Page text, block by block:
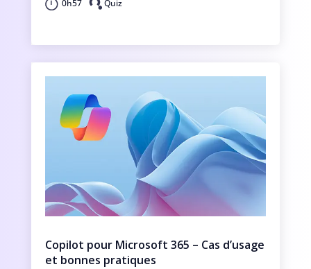
0h57 Quiz
Copilot pour Microsoft 365 – Cas d’usage
et bonnes pratiques